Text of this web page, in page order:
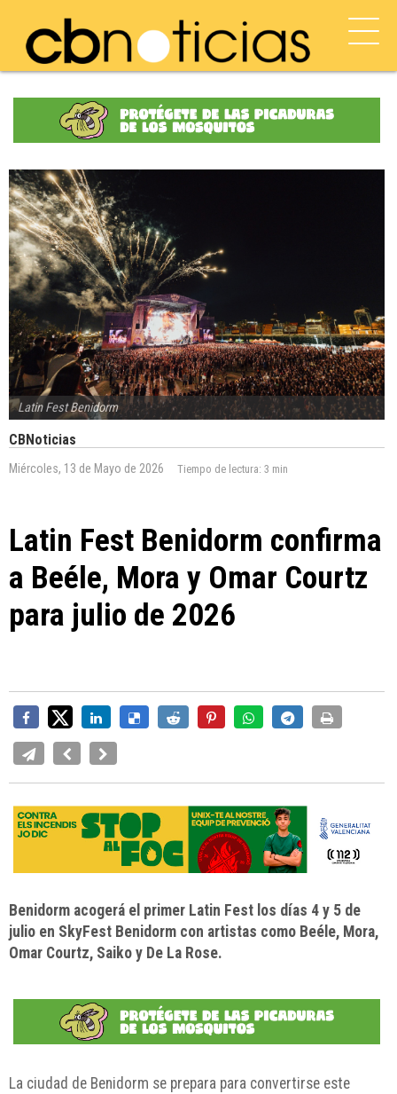
Latin Fest Benidorm
CBNoticias
Miércoles, 13 de Mayo de 2026 Tiempo de lectura: 3 min
Latin Fest Benidorm confirma
a Beéle, Mora y Omar Courtz
para julio de 2026
Benidorm acogerá el primer Latin Fest los días 4 y 5 de
julio en SkyFest Benidorm con artistas como Beéle, Mora,
Omar Courtz, Saiko y De La Rose.
La ciudad de Benidorm se prepara para convertirse este